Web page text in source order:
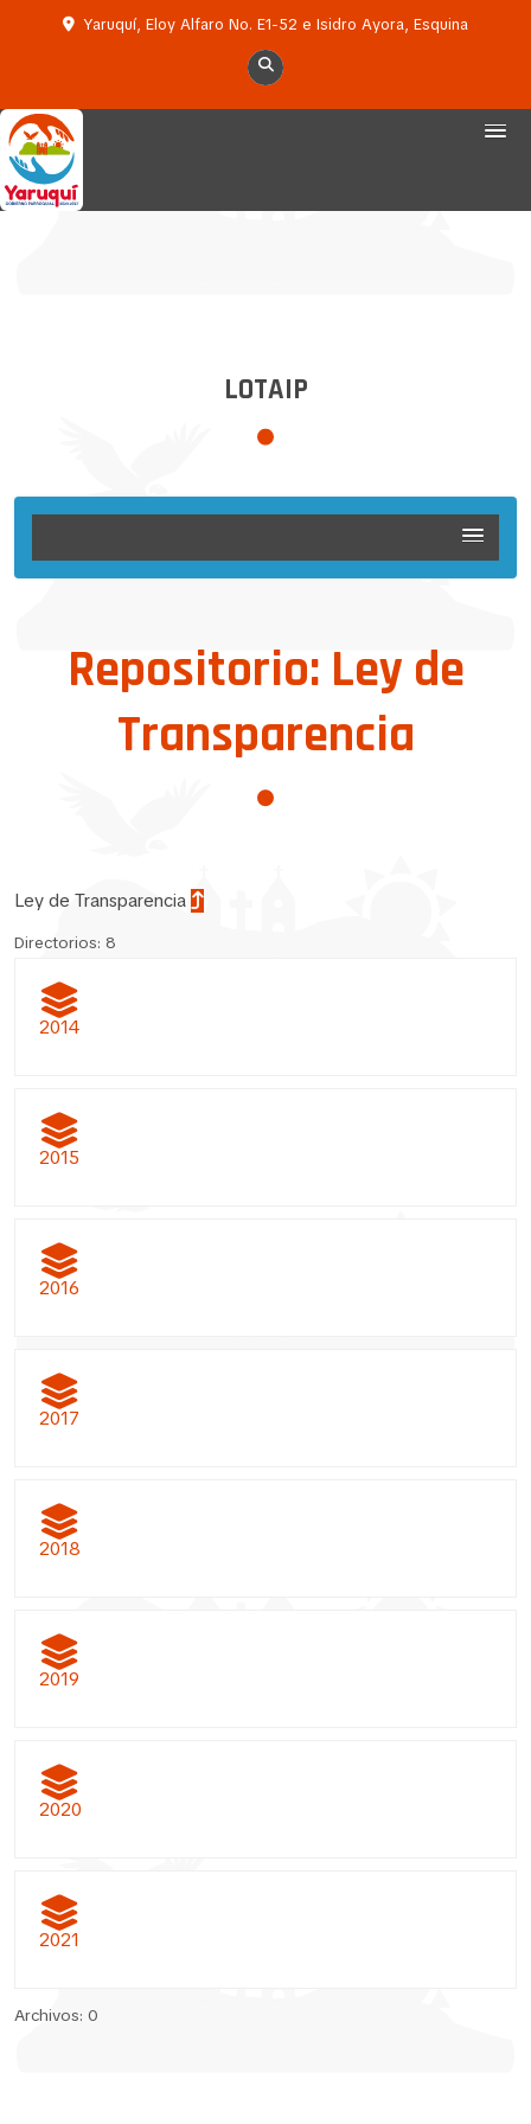
Yaruquí, Eloy Alfaro No. E1-52 e Isidro Ayora, Esquina
LOTAIP
Repositorio: Ley de
Transparencia
Ley de Transparencia
Directorios: 8
2014
2015
2016
2017
2018
2019
2020
2021
Archivos: 0